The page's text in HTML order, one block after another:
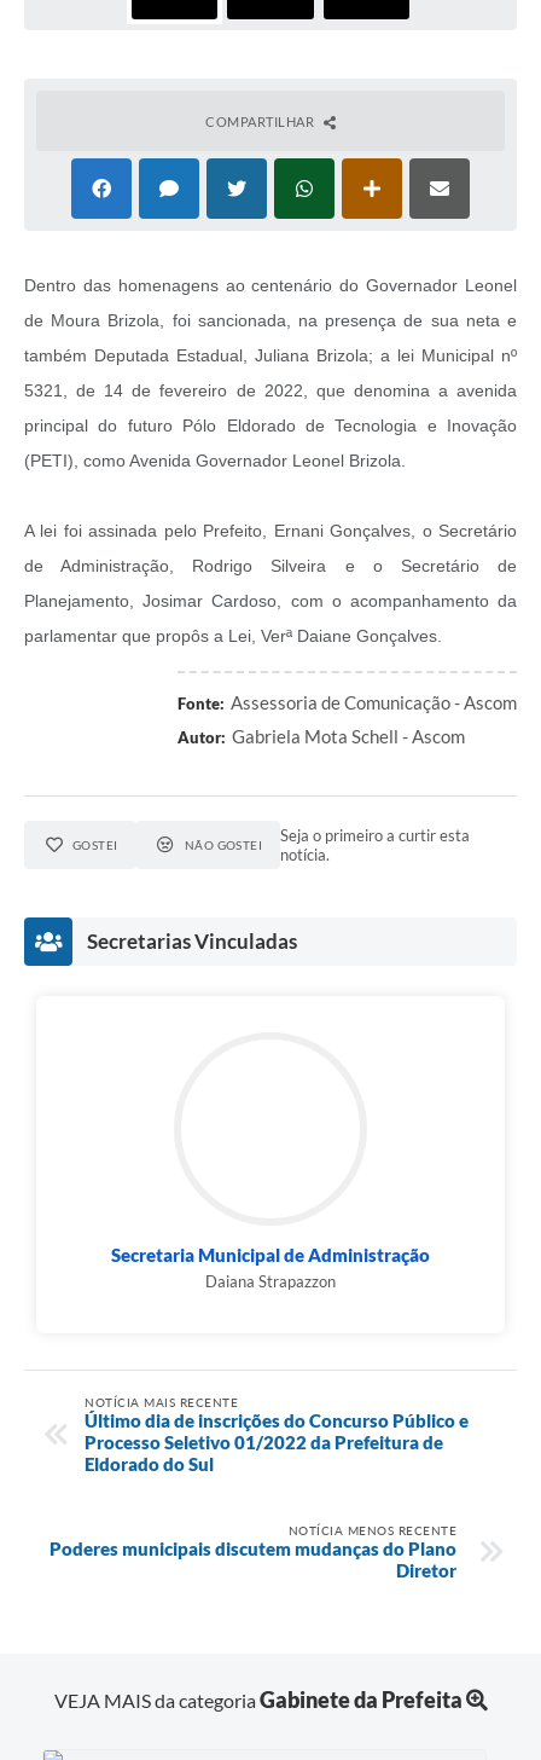
COMPARTILHAR
Dentro das homenagens ao centenário do Governador Leonel
de Moura Brizola, foi sancionada, na presença de sua neta e
também Deputada Estadual, Juliana Brizola; a lei Municipal nº
5321, de 14 de fevereiro de 2022, que denomina a avenida
principal do futuro Pólo Eldorado de Tecnologia e Inovação
(PETI), como Avenida Governador Leonel Brizola.
A lei foi assinada pelo Prefeito, Ernani Gonçalves, o Secretário
de Administração, Rodrigo Silveira e o Secretário de
Planejamento, Josimar Cardoso, com o acompanhamento da
parlamentar que propôs a Lei, Verª Daiane Gonçalves.
Fonte: Assessoria de Comunicação - Ascom
Autor: Gabriela Mota Schell - Ascom
GOSTEI NÃO GOSTEI
Seja o primeiro a curtir esta
notícia.
Secretarias Vinculadas
Secretaria Municipal de Administração
Daiana Strapazzon
NOTÍCIA MAIS RECENTE
Último dia de inscrições do Concurso Público e
Processo Seletivo 01/2022 da Prefeitura de
Eldorado do Sul
NOTÍCIA MENOS RECENTE
Poderes municipais discutem mudanças do Plano
Diretor
VEJA MAIS da categoriaGabinete da Prefeita